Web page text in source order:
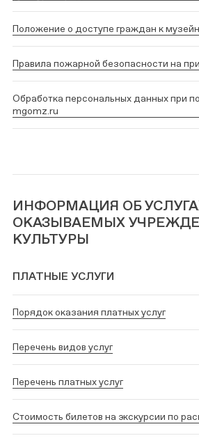
Положение о доступе граждан к
Правила пожарной безопасности на
Обработка персональных данных при
mgomz.ru
ИНФОРМАЦИЯ ОБ
ОКАЗЫВАЕМЫХ
КУЛЬТУРЫ
ПЛАТНЫЕ УСЛУГИ
Порядок оказания платных услуг
Перечень видов услуг
Перечень платных услуг
Стоимость билетов на экскурсии по